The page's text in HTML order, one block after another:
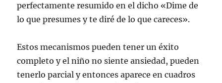
perfectamente resumido en el dicho «Dime de
lo que presumes y te diré de lo que careces».
Estos mecanismos pueden tener un éxito
completo y el niño no siente ansiedad, pueden
tenerlo parcial y entonces aparece en cuadros